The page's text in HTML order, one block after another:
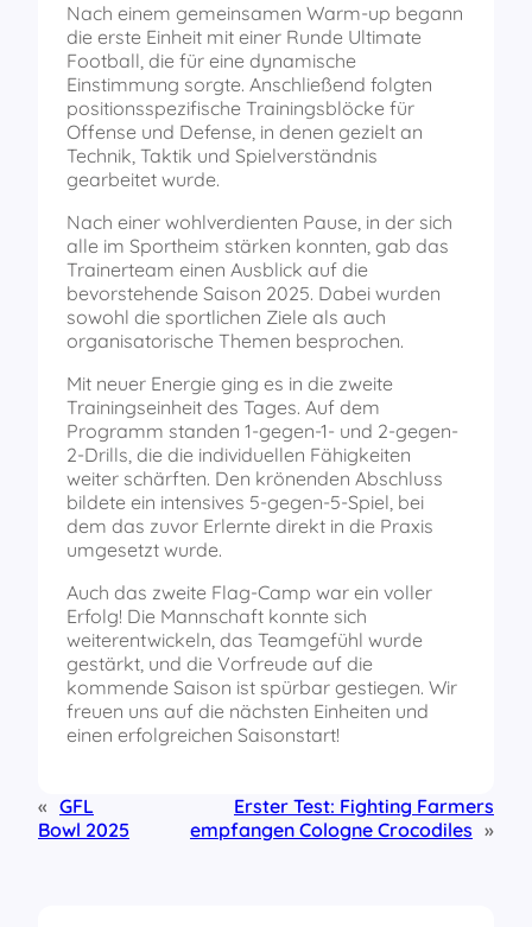
Nach einem gemeinsamen Warm-up begann
die erste Einheit mit einer Runde Ultimate
Football, die für eine dynamische
Einstimmung sorgte. Anschließend folgten
positionsspezifische Trainingsblöcke für
Offense und Defense, in denen gezielt an
Technik, Taktik und Spielverständnis
gearbeitet wurde.
Nach einer wohlverdienten Pause, in der sich
alle im Sportheim stärken konnten, gab das
Trainerteam einen Ausblick auf die
bevorstehende Saison 2025. Dabei wurden
sowohl die sportlichen Ziele als auch
organisatorische Themen besprochen.
Mit neuer Energie ging es in die zweite
Trainingseinheit des Tages. Auf dem
Programm standen 1-gegen-1- und 2-gegen-
2-Drills, die die individuellen Fähigkeiten
weiter schärften. Den krönenden Abschluss
bildete ein intensives 5-gegen-5-Spiel, bei
dem das zuvor Erlernte direkt in die Praxis
umgesetzt wurde.
Auch das zweite Flag-Camp war ein voller
Erfolg! Die Mannschaft konnte sich
weiterentwickeln, das Teamgefühl wurde
gestärkt, und die Vorfreude auf die
kommende Saison ist spürbar gestiegen. Wir
freuen uns auf die nächsten Einheiten und
einen erfolgreichen Saisonstart!
« GFL
Bowl 2025
Erster Test: Fighting Farmers
empfangen Cologne Crocodiles »